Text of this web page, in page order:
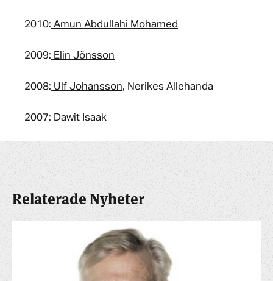
2010: Amun Abdullahi Mohamed
2009: Elin Jönsson
2008: Ulf Johansson, Nerikes Allehanda
2007: Dawit Isaak
Relaterade Nyheter